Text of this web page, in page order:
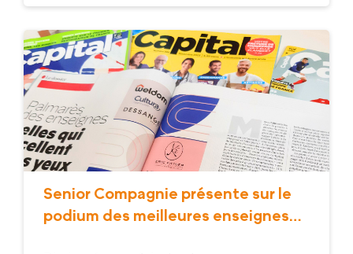
Senior Compagnie présente sur le
podium des meilleures enseignes